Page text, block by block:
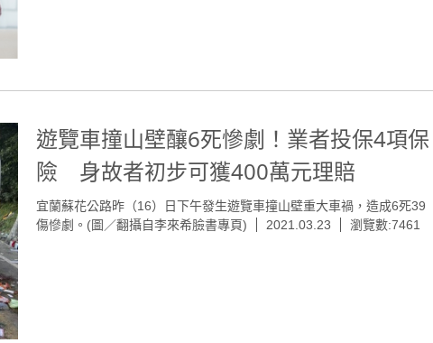
遊覽車撞山壁釀6死慘劇！業者投保4項保
險 身故者初步可獲400萬元理賠
宜蘭蘇花公路昨（16）日下午發生遊覽車撞山壁重大車禍，造成6死39
傷慘劇。(圖／翻攝自李來希臉書專頁)
2021.03.23 瀏覽數:7461